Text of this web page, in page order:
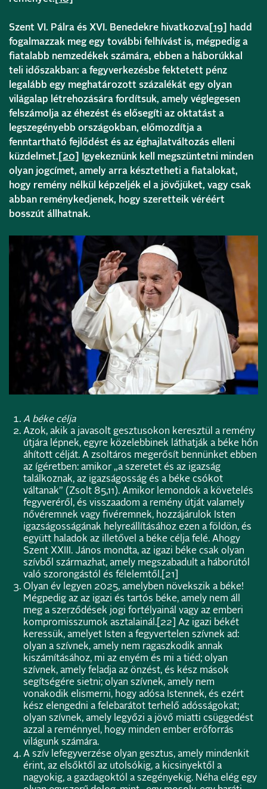
Szent VI. Pálra és XVI. Benedekre hivatkozva [19]
hadd
fogalmazzak meg egy további felhívást is, mégpedig a
fiatalabb nemzedékek számára, ebben a háborúkkal
teli időszakban: a fegyverkezésbe fektetett pénz
legalább egy meghatározott százalékát egy olyan
világalap létrehozására fordítsuk, amely véglegesen
felszámolja az éhezést és elősegíti az oktatást a
legszegényebb országokban, előmozdítja a
fenntartható fejlődést és az éghajlatváltozás elleni
küzdelmet. [20]
Igyekeznünk kell megszüntetni minden
olyan jogcímet, amely arra késztetheti a fiatalokat,
hogy remény nélkül képzeljék el a jövőjüket, vagy csak
abban reménykedjenek, hogy szeretteik véréért
bosszút állhatnak.
A béke célja
Azok, akik a javasolt gesztusokon keresztül a remény
útjára lépnek, egyre közelebbinek láthatják a béke hőn
áhított célját. A zsoltáros megerősít bennünket ebben
az ígéretben: amikor „a szeretet és az igazság
találkoznak, az igazságosság és a béke csókot
váltanak” (Zsolt 85,11). Amikor lemondok a követelés
fegyveréről, és visszaadom a remény útját valamely
nővéremnek vagy fivéremnek, hozzájárulok Isten
igazságosságának helyreállításához ezen a földön, és
együtt haladok az illetővel a béke célja felé. Ahogy
Szent XXIII. János mondta, az igazi béke csak olyan
szívből származhat, amely megszabadult a háborútól
való szorongástól és félelemtől. [21]
Olyan év legyen 2025, amelyben növekszik a béke!
Mégpedig az az igazi és tartós béke, amely nem áll
meg a szerződések jogi fortélyainál vagy az emberi
kompromisszumok asztalainál. [22]
Az igazi békét
keressük, amelyet Isten a fegyvertelen szívnek ad:
olyan a szívnek, amely nem ragaszkodik annak
kiszámításához, mi az enyém és mi a tiéd; olyan
szívnek, amely feladja az önzést, és kész mások
segítségére sietni; olyan szívnek, amely nem
vonakodik elismerni, hogy adósa Istennek, és ezért
kész elengedni a felebarátot terhelő adósságokat;
olyan szívnek, amely legyőzi a jövő miatti csüggedést
azzal a reménnyel, hogy minden ember erőforrás
világunk számára.
A szív lefegyverzése olyan gesztus, amely mindenkit
érint, az elsőktől az utolsókig, a kicsinyektől a
nagyokig, a gazdagoktól a szegényekig. Néha elég egy